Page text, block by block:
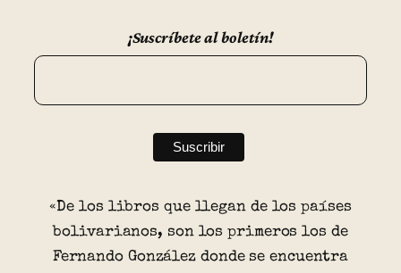
¡Suscríbete al boletín!
«De los libros que llegan de los países
bolivarianos, son los primeros los de
Fernando González donde se encuentra